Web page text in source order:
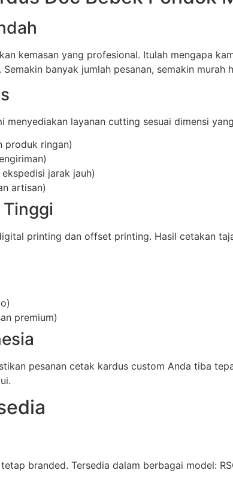
kemasan yang profesional. Itulah mengapa
banyak jumlah pesanan, semakin murah
layanan cutting sesuai dimensi
produk ringan)
jarak jauh)
artisan)
Tinggi
printing dan offset printing. Hasil cetakan
premium)
pesanan cetak kardus custom Anda tiba
branded. Tersedia dalam berbagai model: